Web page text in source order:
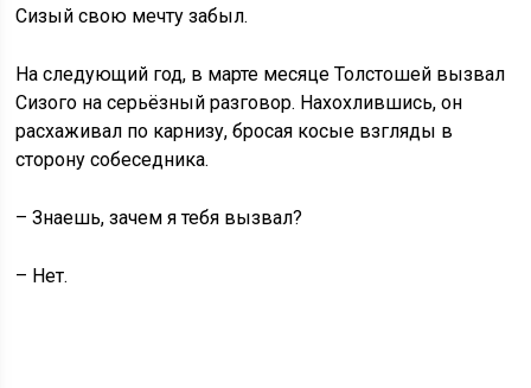
Сизый свою мечту забыл.
На следующий год, в марте месяце Толстошей вызвал
Сизого на серьёзный разговор. Нахохлившись, он
расхаживал по карнизу, бросая косые взгляды в
сторону собеседника.
– Знаешь, зачем я тебя вызвал?
– Нет.